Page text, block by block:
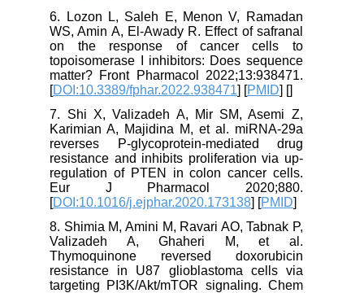
6. Lozon L, Saleh E, Menon V, Ramadan
WS, Amin A, El-Awady R. Effect of safranal
on the response of cancer cells to
topoisomerase I inhibitors: Does sequence
matter? Front Pharmacol 2022;13:938471.
[DOI:10.3389/fphar.2022.938471] [PMID] [
7. Shi X, Valizadeh A, Mir SM, Asemi Z,
Karimian A, Majidina M, et al. miRNA-29a
reverses P-glycoprotein-mediated drug
resistance and inhibits proliferation via up-
regulation of PTEN in colon cancer cells.
Eur J Pharmacol 2020;880.
[DOI:10.1016/j.ejphar.2020.173138] [PMID
8. Shimia M, Amini M, Ravari AO, Tabnak P,
Valizadeh A, Ghaheri M, et al.
Thymoquinone reversed doxorubicin
resistance in U87 glioblastoma cells via
targeting PI3K/Akt/mTOR signaling. Chem